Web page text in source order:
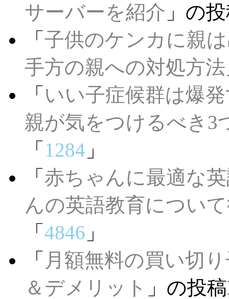
サーバーを紹介 」の
「 子供のケンカに親
手方の親への対処方法
「 いい子症候群は爆
親が気をつけるべき3
「 1284 」
「 赤ちゃんに最適な
んの英語教育につい
「 4846 」
「 月額無料の買い切
＆デメリット 」の投